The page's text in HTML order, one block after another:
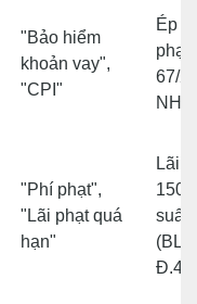
"Bảo hiểm
khoản vay",
"CPI"
Ép
67/
"Phí phạt",
"Lãi phạt quá
hạn"
Lãi
suất